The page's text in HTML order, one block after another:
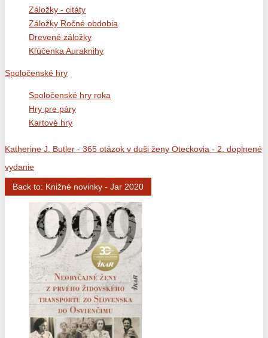
Záložky - citáty
Záložky Ročné obdobia
Drevené záložky
Kľúčenka Auraknihy
Spoločenské hry
Spoločenské hry roka
Hry pre páry
Kartové hry
Katherine J. Butler - 365 otázok v duši ženy Oteckovia - 2. doplnené
vydanie
Back to: Knižné novinky - Jar 2020